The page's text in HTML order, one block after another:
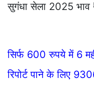
सुगंधा सेला 2025
सिर्फ 600 रुपये में 6
रिपोर्ट पाने के लिए